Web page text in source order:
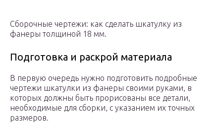
Сборочные чертежи: как сделать шкатулку из
фанеры толщиной 18 мм.
Подготовка и раскрой материала
В первую очередь нужно подготовить подробные
чертежи шкатулки из фанеры своими руками, в
которых должны быть прорисованы все детали,
необходимые для сборки, с указанием их точных
размеров.